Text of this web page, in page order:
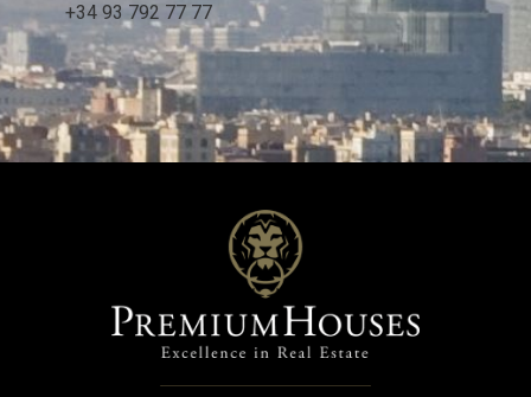
Características destacables: Grandes ventanales con
carpinterías de altas prestaciones térmicas y acústicas.
Sistema de aerotermia para alimentar ACS. calefacción por
suelo radiante y aire. acondicionado por conductos.
Electrodomésticos Siemens. Placas fotovoltaicas. Entrega
último trimestre de 2027 - máximo primer trimestre de 2028.
+34 93 792 77 77